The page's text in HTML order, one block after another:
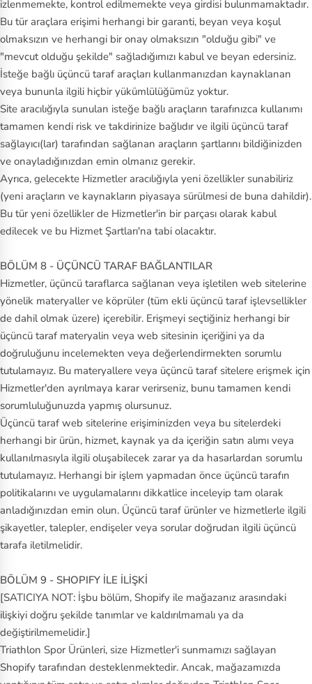
izlenmemekte, kontrol edilmemekte veya girdisi bulunmamaktadır.
Bu tür araçlara erişimi herhangi bir garanti, beyan veya koşul
olmaksızın ve herhangi bir onay olmaksızın "olduğu gibi" ve
"mevcut olduğu şekilde" sağladığımızı kabul ve beyan edersiniz.
İsteğe bağlı üçüncü taraf araçları kullanmanızdan kaynaklanan
veya bununla ilgili hiçbir yükümlülüğümüz yoktur.
Site aracılığıyla sunulan isteğe bağlı araçların tarafınızca kullanımı
tamamen kendi risk ve takdirinize bağlıdır ve ilgili üçüncü taraf
sağlayıcı(lar) tarafından sağlanan araçların şartlarını bildiğinizden
ve onayladığınızdan emin olmanız gerekir.
Ayrıca, gelecekte Hizmetler aracılığıyla yeni özellikler sunabiliriz
(yeni araçların ve kaynakların piyasaya sürülmesi de buna dahildir).
Bu tür yeni özellikler de Hizmetler'in bir parçası olarak kabul
edilecek ve bu Hizmet Şartları'na tabi olacaktır.
BÖLÜM 8 - ÜÇÜNCÜ TARAF BAĞLANTILAR
Hizmetler, üçüncü taraflarca sağlanan veya işletilen web sitelerine
yönelik materyaller ve köprüler (tüm ekli üçüncü taraf işlevsellikler
de dahil olmak üzere) içerebilir. Erişmeyi seçtiğiniz herhangi bir
üçüncü taraf materyalin veya web sitesinin içeriğini ya da
doğruluğunu incelemekten veya değerlendirmekten sorumlu
tutulamayız. Bu materyallere veya üçüncü taraf sitelere erişmek için
Hizmetler'den ayrılmaya karar verirseniz, bunu tamamen kendi
sorumluluğunuzda yapmış olursunuz.
Üçüncü taraf web sitelerine erişiminizden veya bu sitelerdeki
herhangi bir ürün, hizmet, kaynak ya da içeriğin satın alımı veya
kullanılmasıyla ilgili oluşabilecek zarar ya da hasarlardan sorumlu
tutulamayız. Herhangi bir işlem yapmadan önce üçüncü tarafın
politikalarını ve uygulamalarını dikkatlice inceleyip tam olarak
anladığınızdan emin olun. Üçüncü taraf ürünler ve hizmetlerle ilgili
şikayetler, talepler, endişeler veya sorular doğrudan ilgili üçüncü
tarafa iletilmelidir.
BÖLÜM 9 - SHOPIFY İLE İLİŞKİ
[SATICIYA NOT: İşbu bölüm, Shopify ile mağazanız arasındaki
ilişkiyi doğru şekilde tanımlar ve kaldırılmamalı ya da
değiştirilmemelidir.]
Triathlon Spor Ürünleri, size Hizmetler'i sunmamızı sağlayan
Shopify tarafından desteklenmektedir. Ancak, mağazamızda